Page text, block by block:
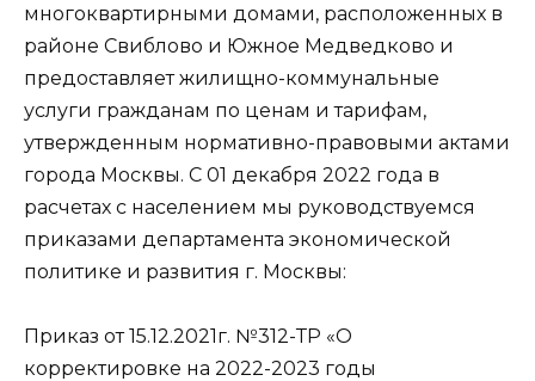
многоквартирными домами, расположенных в
районе Свиблово и Южное Медведково и
предоставляет жилищно-коммунальные
услуги гражданам по ценам и тарифам,
утвержденным нормативно-правовыми актами
города Москвы. С 01 декабря 2022 года в
расчетах с населением мы руководствуемся
приказами департамента экономической
политике и развития г. Москвы:
Приказ от 15.12.2021г. №312-ТР «О
корректировке на 2022-2023 годы